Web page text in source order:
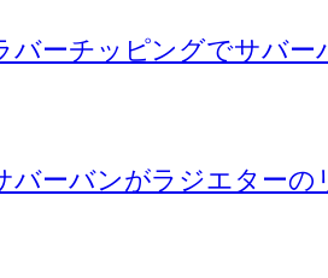
バーチッピングでサバー
バーバンがラジエターの